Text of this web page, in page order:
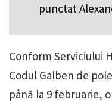
punctat
Conform Serviciului
Codul Galben de
până la 9 februarie,